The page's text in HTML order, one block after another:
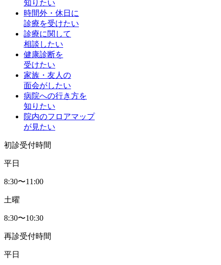
知りたい
時間外・休日に
診療を受けたい
診療に関して
相談したい
健康診断を
受けたい
家族・友人の
面会がしたい
病院への行き方を
知りたい
院内のフロアマップ
が見たい
初診受付時間
平日
8:30〜11:00
土曜
8:30〜10:30
再診受付時間
平日